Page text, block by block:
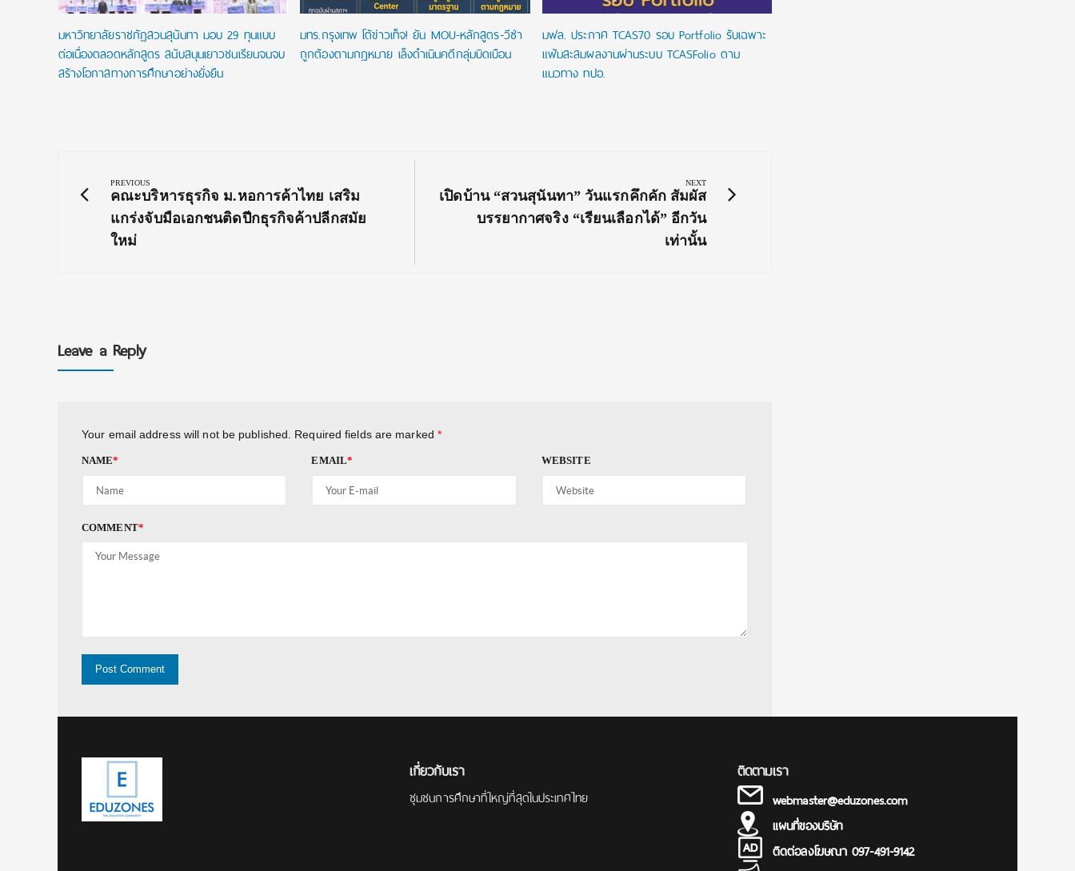
มหาวิทยาลัยราชภัฏสวนสุนันทา มอบ 29 ทุนแบบ
ต่อเนื่องตลอดหลักสูตร สนับสนุนเยาวชนเรียนจนจบ
สร้างโอกาสทางการศึกษาอย่างยั่งยืน
มทร.กรุงเทพ โต้ข่าวเท็จ! ยัน MOU-หลักสูตร-วีซ่า
ถูกต้องตามกฎหมาย เล็งดำเนินคดีกลุ่มบิดเบือน
มฟล. ประกาศ TCAS70 รอบ Portfolio รับเฉพาะ
แฟ้มสะสมผลงานผ่านระบบ TCASFolio ตาม
แนวทาง ทปอ.
navigation
PREVIOUS
Previous
Post:
คณะบริหารธุรกิจ ม.หอการค้าไทย เสริม
แกร่งจับมือเอกชนติดปีกธุรกิจค้าปลีกสมัย
ใหม่
NEXT
Next
เปิดบ้าน “สวนสุนันทา” วันแรกคึกคัก สัมผัส
บรรยากาศจริง “เรียนเลือกได้” อีกวัน
เท่านั้น
Leave a Reply
Your email address will not be published. Required fields are marked *
NAME* EMAIL* WEBSITE
COMMENT*
เกี่ยวกับเรา
ชุมชนการศึกษาที่ใหญ่ที่สุดในประเทศไทย
ติดตามเรา
webmaster@eduzones.com
แผนที่ของบริษัท
ติดต่อลงโฆษณา 097-491-9142